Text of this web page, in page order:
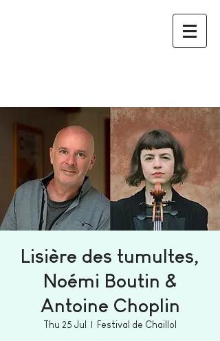
Lisière des tumultes,
Noémi Boutin &
Antoine Choplin
Thu 25 Jul
  |
Festival de Chaillol